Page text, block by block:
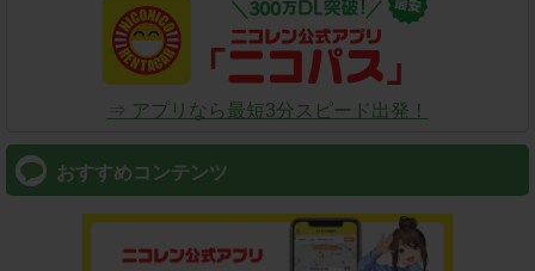
⇒ アプリなら最短3分スピード出発！
おすすめコンテンツ